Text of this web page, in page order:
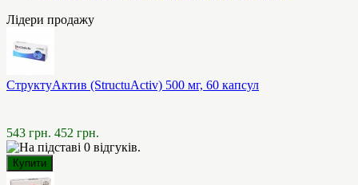
Лідери продажу
СтруктуАктив (StructuActiv) 500 мг, 60 капсул
543 грн. 452 грн.